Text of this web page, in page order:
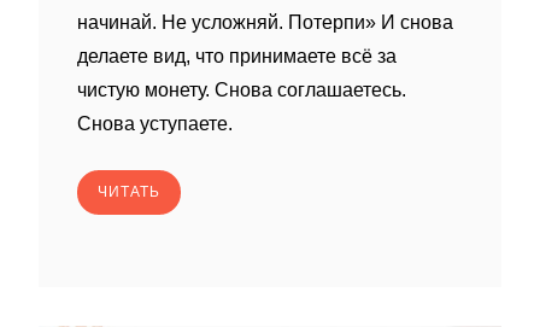
начинай. Не усложняй. Потерпи» И снова
делаете вид, что принимаете всё за
чистую монету. Снова соглашаетесь.
Снова уступаете.
ЧИТАТЬ